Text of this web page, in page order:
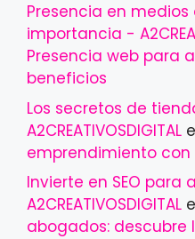
Presencia en
importancia -
Presencia web para
beneficios
Los secretos de
A2CREATIVOSDIGITAL
emprendimiento
Invierte en SEO para
A2CREATIVOSDIGITAL
abogados: descubre